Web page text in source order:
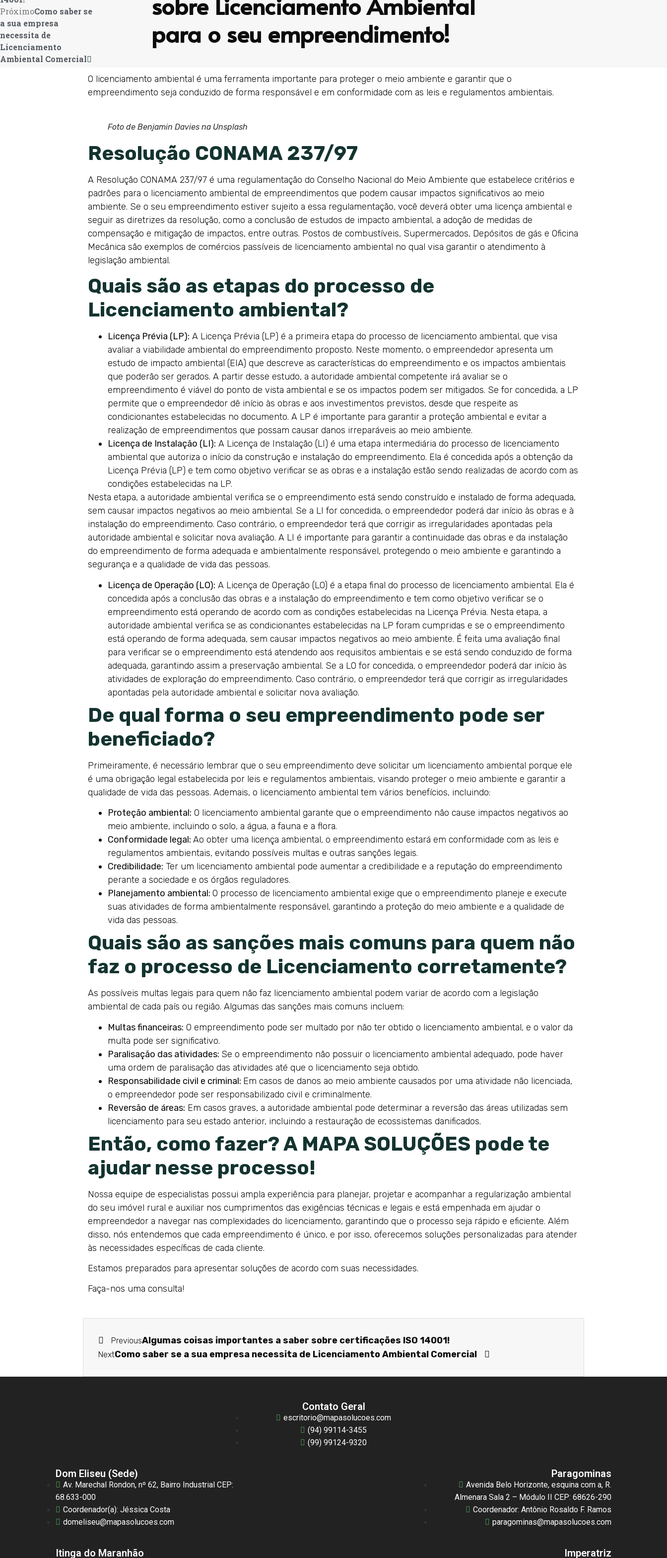
PróximoComo saber se
a sua empresa
necessita de
Licenciamento
Ambiental Comercial
para o seu empreendimento!
O licenciamento ambiental é uma ferramenta importante para proteger o meio ambiente e garantir que o
empreendimento seja conduzido de forma responsável e em conformidade com as leis e regulamentos ambientais.
Foto de Benjamin Davies na Unsplash
Resolução CONAMA 237/97
A Resolução CONAMA 237/97 é uma regulamentação do Conselho Nacional do Meio Ambiente que estabelece critérios e
padrões para o licenciamento ambiental de empreendimentos que podem causar impactos significativos ao meio
ambiente. Se o seu empreendimento estiver sujeito a essa regulamentação, você deverá obter uma licença ambiental e
seguir as diretrizes da resolução, como a conclusão de estudos de impacto ambiental, a adoção de medidas de
compensação e mitigação de impactos, entre outras. Postos de combustíveis, Supermercados, Depósitos de gás e Oficina
Mecânica são exemplos de comércios passíveis de licenciamento ambiental no qual visa garantir o atendimento à
legislação ambiental.
Quais são as etapas do processo de
Licenciamento ambiental?
Licença Prévia (LP): A Licença Prévia (LP) é a primeira etapa do processo de licenciamento ambiental, que visa
avaliar a viabilidade ambiental do empreendimento proposto. Neste momento, o empreendedor apresenta um
estudo de impacto ambiental (EIA) que descreve as características do empreendimento e os impactos ambientais
que poderão ser gerados. A partir desse estudo, a autoridade ambiental competente irá avaliar se o
empreendimento é viável do ponto de vista ambiental e se os impactos podem ser mitigados. Se for concedida, a LP
permite que o empreendedor dê início às obras e aos investimentos previstos, desde que respeite as
condicionantes estabelecidas no documento. A LP é importante para garantir a proteção ambiental e evitar a
realização de empreendimentos que possam causar danos irreparáveis ao meio ambiente.
Licença de Instalação (LI): A Licença de Instalação (LI) é uma etapa intermediária do processo de licenciamento
ambiental que autoriza o início da construção e instalação do empreendimento. Ela é concedida após a obtenção da
Licença Prévia (LP) e tem como objetivo verificar se as obras e a instalação estão sendo realizadas de acordo com as
condições estabelecidas na LP.
Nesta etapa, a autoridade ambiental verifica se o empreendimento está sendo construído e instalado de forma adequada,
sem causar impactos negativos ao meio ambiental. Se a LI for concedida, o empreendedor poderá dar início às obras e à
instalação do empreendimento. Caso contrário, o empreendedor terá que corrigir as irregularidades apontadas pela
autoridade ambiental e solicitar nova avaliação. A LI é importante para garantir a continuidade das obras e da instalação
do empreendimento de forma adequada e ambientalmente responsável, protegendo o meio ambiente e garantindo a
segurança e a qualidade de vida das pessoas.
Licença de Operação (LO): A Licença de Operação (LO) é a etapa final do processo de licenciamento ambiental. Ela é
concedida após a conclusão das obras e a instalação do empreendimento e tem como objetivo verificar se o
empreendimento está operando de acordo com as condições estabelecidas na Licença Prévia. Nesta etapa, a
autoridade ambiental verifica se as condicionantes estabelecidas na LP foram cumpridas e se o empreendimento
está operando de forma adequada, sem causar impactos negativos ao meio ambiente. É feita uma avaliação final
para verificar se o empreendimento está atendendo aos requisitos ambientais e se está sendo conduzido de forma
adequada, garantindo assim a preservação ambiental. Se a LO for concedida, o empreendedor poderá dar início às
atividades de exploração do empreendimento. Caso contrário, o empreendedor terá que corrigir as irregularidades
apontadas pela autoridade ambiental e solicitar nova avaliação.
De qual forma o seu empreendimento pode ser
beneficiado?
Primeiramente, é necessário lembrar que o seu empreendimento deve solicitar um licenciamento ambiental porque ele
é uma obrigação legal estabelecida por leis e regulamentos ambientais, visando proteger o meio ambiente e garantir a
qualidade de vida das pessoas. Ademais, o licenciamento ambiental tem vários benefícios, incluindo:
Proteção ambiental: O licenciamento ambiental garante que o empreendimento não cause impactos negativos ao
meio ambiente, incluindo o solo, a água, a fauna e a flora.
Conformidade legal: Ao obter uma licença ambiental, o empreendimento estará em conformidade com as leis e
regulamentos ambientais, evitando possíveis multas e outras sanções legais.
Credibilidade: Ter um licenciamento ambiental pode aumentar a credibilidade e a reputação do empreendimento
perante a sociedade e os órgãos reguladores.
Planejamento ambiental: O processo de licenciamento ambiental exige que o empreendimento planeje e execute
suas atividades de forma ambientalmente responsável, garantindo a proteção do meio ambiente e a qualidade de
vida das pessoas.
Quais são as sanções mais comuns para quem não
faz o processo de Licenciamento corretamente?
As possíveis multas legais para quem não faz licenciamento ambiental podem variar de acordo com a legislação
ambiental de cada país ou região. Algumas das sanções mais comuns incluem:
Multas financeiras: O empreendimento pode ser multado por não ter obtido o licenciamento ambiental, e o valor da
multa pode ser significativo.
Paralisação das atividades: Se o empreendimento não possuir o licenciamento ambiental adequado, pode haver
uma ordem de paralisação das atividades até que o licenciamento seja obtido.
Responsabilidade civil e criminal: Em casos de danos ao meio ambiente causados por uma atividade não licenciada,
o empreendedor pode ser responsabilizado civil e criminalmente.
Reversão de áreas: Em casos graves, a autoridade ambiental pode determinar a reversão das áreas utilizadas sem
licenciamento para seu estado anterior, incluindo a restauração de ecossistemas danificados.
Então, como fazer? A MAPA SOLUÇÕES pode te
ajudar nesse processo!
Nossa equipe de especialistas possui ampla experiência para planejar, projetar e acompanhar a regularização ambiental
do seu imóvel rural e auxiliar nos cumprimentos das exigências técnicas e legais e está empenhada em ajudar o
empreendedor a navegar nas complexidades do licenciamento, garantindo que o processo seja rápido e eficiente. Além
disso, nós entendemos que cada empreendimento é único, e por isso, oferecemos soluções personalizadas para atender
às necessidades específicas de cada cliente.
Estamos preparados para apresentar soluções de acordo com suas necessidades.
Faça-nos uma consulta!
PreviousAlgumas coisas importantes a saber sobre certificações ISO 14001!
NextComo saber se a sua empresa necessita de Licenciamento Ambiental Comercial
Contato Geral
escritorio@mapasolucoes.com
(94) 99114-3455
(99) 99124-9320
Dom Eliseu (Sede)
Av. Marechal Rondon, nº 62, Bairro Industrial CEP:
68.633-000
Coordenador(a): Jéssica Costa
domeliseu@mapasolucoes.com
Paragominas
Avenida Belo Horizonte, esquina com a, R.
Almenara Sala 2 – Módulo II CEP: 68626-290
Coordenador: Antônio Rosaldo F. Ramos
paragominas@mapasolucoes.com
Itinga do Maranhão Imperatriz